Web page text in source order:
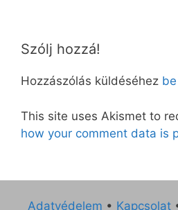
Szólj hozzá!
Hozzászólás küldéséhez
This site uses Akismet to
how your comment data is
Adatvédelem • Kapcsolat